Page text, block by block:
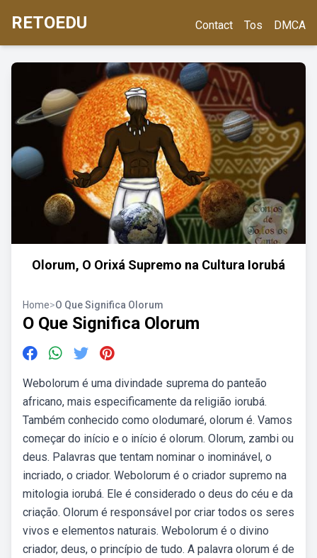
RETOEDU Contact Tos DMCA
Olorum, O Orixá Supremo na Cultura Iorubá
Home>O Que Significa Olorum
O Que Significa Olorum
Webolorum é uma divindade suprema do panteão
africano, mais especificamente da religião iorubá.
Também conhecido como olodumaré, olorum é. Vamos
começar do início e o início é olorum. Olorum, zambi ou
deus. Palavras que tentam nominar o inominável, o
incriado, o criador. Webolorum é o criador supremo na
mitologia iorubá. Ele é considerado o deus do céu e da
criação. Olorum é responsável por criar todos os seres
vivos e elementos naturais. Webolorum é o divino
criador, deus, o princípio de tudo. A palavra olorum é de